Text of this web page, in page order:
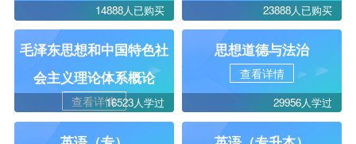
14888人已购买 23888人已购买
毛泽东思想和中国特色社
会主义理论体系概论
查看详情16523人学过
思想道德与法治
查看详情
29956人学过